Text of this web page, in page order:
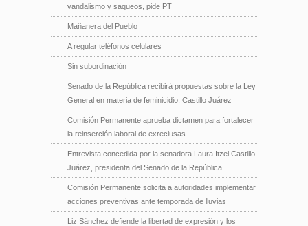
vandalismo y saqueos, pide PT
Mañanera del Pueblo
A regular teléfonos celulares
Sin subordinación
Senado de la República recibirá propuestas sobre la Ley
General en materia de feminicidio: Castillo Juárez
Comisión Permanente aprueba dictamen para fortalecer
la reinserción laboral de exreclusas
Entrevista concedida por la senadora Laura Itzel Castillo
Juárez, presidenta del Senado de la República
Comisión Permanente solicita a autoridades implementar
acciones preventivas ante temporada de lluvias
Liz Sánchez defiende la libertad de expresión y los